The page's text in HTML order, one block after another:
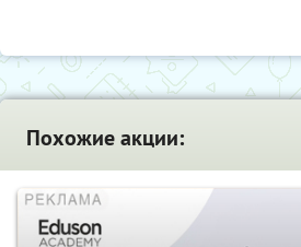
Похожие акции: